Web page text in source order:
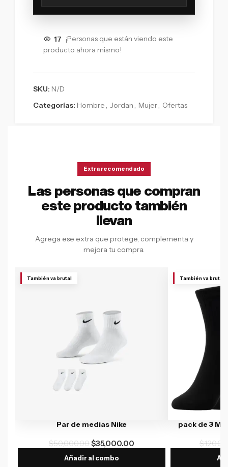
17 ¡Personas que están viendo este
producto ahora mismo!
SKU: N/D
Categorías: Hombre , Jordan , Mujer, Ofertas
Extra recomendado
Las personas que compran
este producto también
llevan
Agrega ese extra que protege, complementa y
mejora tu compra.
También va brutal
Par de medias Nike
$50,000.00$35,000.00
Añadir al combo
También va brutal
pack de 3
$